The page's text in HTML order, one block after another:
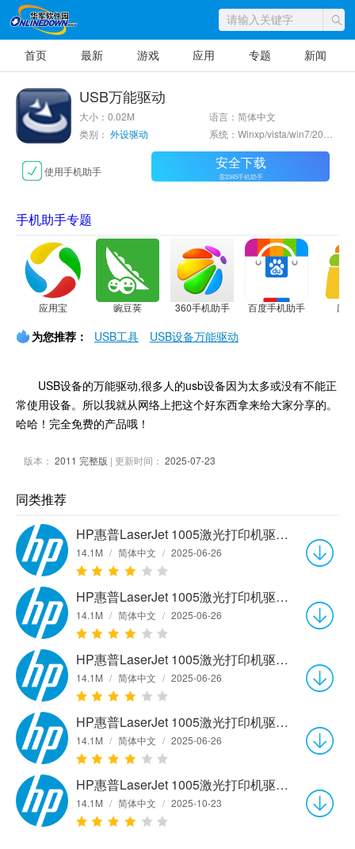
首页 最新 游戏 应用 专题 新闻
USB万能驱动
大小：0.02M
语言：简体中文
类别： 外设驱动
使用手机助手 安全下载
需2345手机助手
手机助手专题
应用宝 豌豆荚 360手机助手 百度手机助手 应
为您推荐： USB工具 USB设备万能驱动
USB设备的万能驱动,很多人的usb设备因为太多或没有不能正
常使用设备。所以我就从网络上把这个好东西拿来给大家分享的。
哈哈！完全免费的产品哦！
版本： 2011 完整版 | 更新时间： 2025-07-23
同类推荐
HP惠普LaserJet 1005激光打印机驱动v5.51.2103.0 官方版
14.1M / 简体中文 / 2025-06-26
HP惠普LaserJet 1005激光打印机驱动v5.51.2103.0 官方版
14.1M / 简体中文 / 2025-06-26
HP惠普LaserJet 1005激光打印机驱动v5.51.2103.0 官方版
14.1M / 简体中文 / 2025-06-26
HP惠普LaserJet 1005激光打印机驱动v5.51.2103.0 官方版
14.1M / 简体中文 / 2025-06-26
HP惠普LaserJet 1005激光打印机驱动v5.51.2103.0 官方版
14.1M / 简体中文 / 2025-10-23